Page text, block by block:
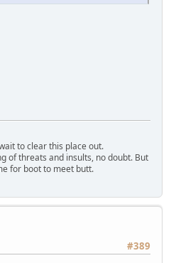
to clear this place out.
of threats and insults, no doubt. But
for boot to meet butt.
#389